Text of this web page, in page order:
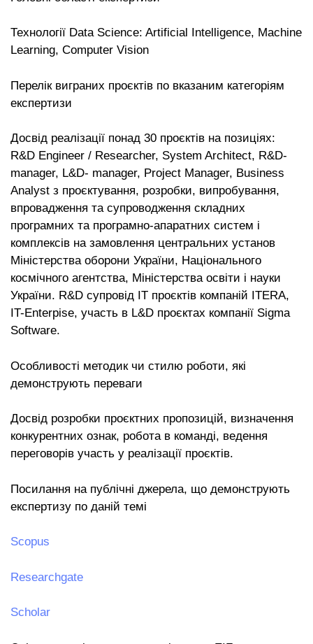
Технології Data Science: Artificial Intelligence, Machine
Learning, Computer Vision
Перелік виграних проєктів по вказаним категоріям
експертизи
Досвід реалізації понад 30 проєктів на позиціях:
R&D Engineer / Researcher, System Architect, R&D-
manager, L&D- manager, Project Manager, Business
Analyst з проєктування, розробки, випробування,
впровадження та супроводження складних
програмних та програмно-апаратних систем і
комплексів на замовлення центральних установ
Міністерства оборони України, Національного
космічного агентства, Міністерства освіти і науки
України. R&D супровід ІТ проєктів компаній ITERA,
IT-Enterpise, участь в L&D проєктах компанії Sigma
Software.
Особливості методик чи стилю роботи, які
демонструють переваги
Досвід розробки проєктних пропозицій, визначення
конкурентних ознак, робота в команді, ведення
переговорів участь у реалізації проєктів.
Посилання на публічні джерела, що демонструють
експертизу по даній темі
Scopus
Researchgate
Scholar